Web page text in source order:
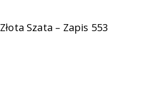
Złota Szata – Zapis 553